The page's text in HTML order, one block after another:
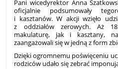
Pani wicedyrektor Anna
oficjalnie podsumowały
i kasztanów. W akcji wzięło
z oddziałów zerowych. Aż
makulaturę, jak i kasztany,
zaangażowali się w jedną z form
Dzięki ogromnemu poświęceniu
rodziców udało się zebrać